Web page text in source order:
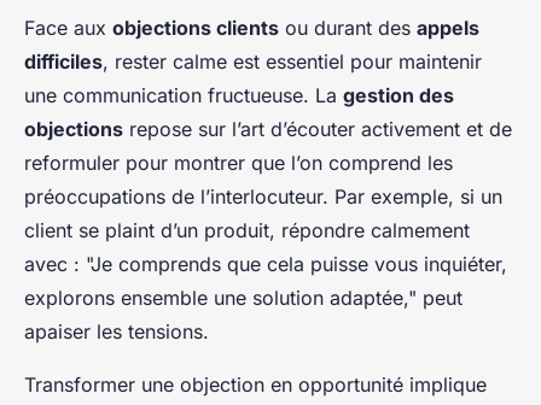
Face aux objections clients ou durant des appels
difficiles, rester calme est essentiel pour maintenir
une communication fructueuse. La gestion des
objections repose sur l’art d’écouter activement et de
reformuler pour montrer que l’on comprend les
préoccupations de l’interlocuteur. Par exemple, si un
client se plaint d’un produit, répondre calmement
avec : "Je comprends que cela puisse vous inquiéter,
explorons ensemble une solution adaptée," peut
apaiser les tensions.
Transformer une objection en opportunité implique